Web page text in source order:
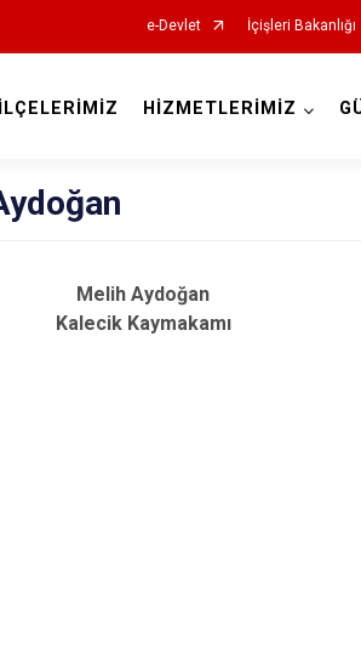
e-Devlet İçişleri Bakanlığı
İLÇELERİMİZ HİZMETLERİMİZ
Melih Aydoğan
Kalecik Kaymakamı